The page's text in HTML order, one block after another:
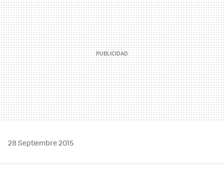
28 Septiembre 2015